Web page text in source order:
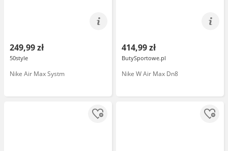
249,99 zł
50style
Nike Air Max Systm
414,99 zł
ButySportowe.pl
Nike W Air Max Dn8